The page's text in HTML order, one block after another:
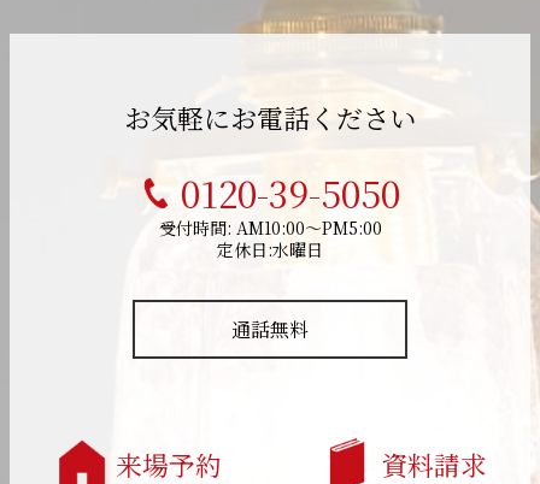
お気軽にお電話ください
0120-39-5050
受付時間: AM10:00～PM5:00
定休日:水曜日
通話無料
来場予約 資料請求